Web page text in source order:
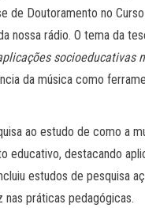
de Doutoramento no
nossa rádio. O tema da
socioeducativas
da música como
ao estudo de como a
educativo, destacando
estudos de pesquisa
práticas pedagógicas.